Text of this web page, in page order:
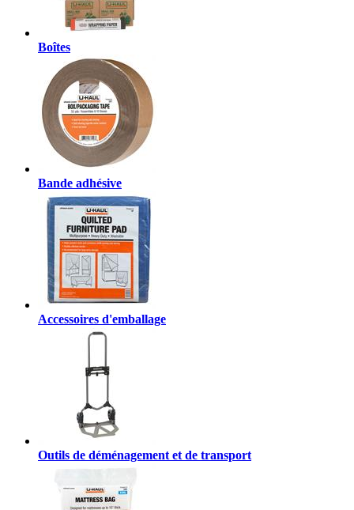
Boîtes
Bande adhésive
Accessoires d'emballage
Outils de déménagement et de transport